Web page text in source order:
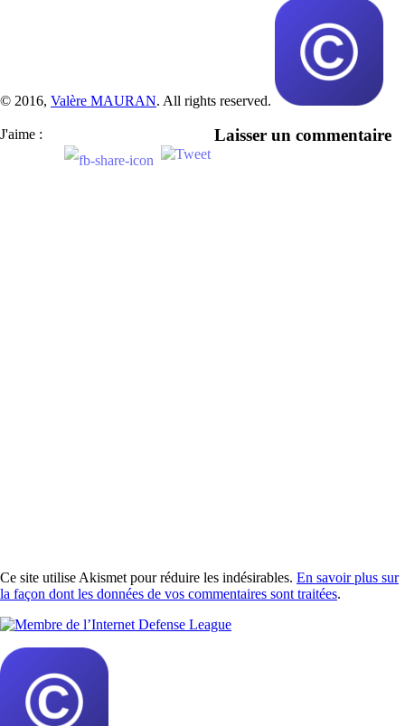
© 2016, Valère MAURAN. All rights reserved.
J'aime : Laisser un commentaire
Ce site utilise Akismet pour réduire les indésirables. En savoir plus sur
la façon dont les données de vos commentaires sont traitées.